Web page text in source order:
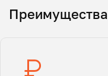
Преимущества